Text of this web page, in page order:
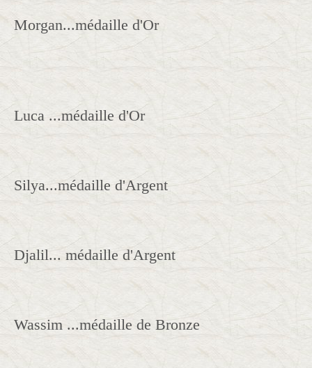
Morgan...médaille d'Or
Luca ...médaille d'Or
Silya...médaille d'Argent
Djalil... médaille d'Argent
Wassim ...médaille de Bronze